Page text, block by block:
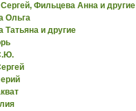
Фильцева Анна и другие
Ольга
Татьяна и другие